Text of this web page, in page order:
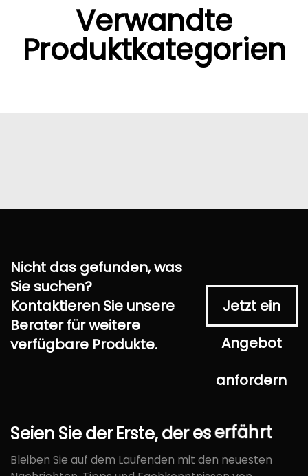
Verwandte
Produktkategorien
Nicht das gefunden, was
Sie suchen?
Kontaktieren Sie unsere
Berater für weitere
verfügbare Produkte.
Jetzt ein
Angebot
anfordern
Seien SiederErste,dereserfährt
Bleiben Sie auf dem Laufenden mit den neuesten